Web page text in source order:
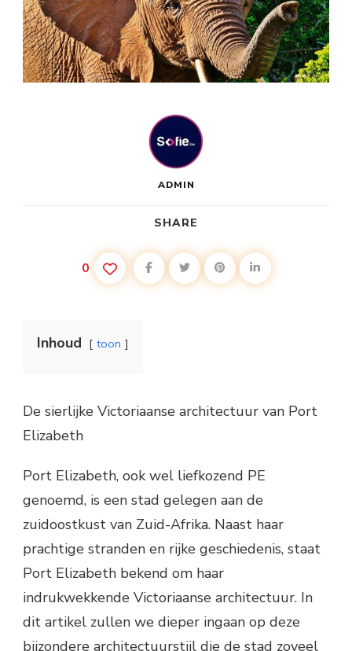
ADMIN
SHARE
0
Inhoud toon
De sierlijke Victoriaanse architectuur van Port
Elizabeth
Port Elizabeth, ook wel liefkozend PE
genoemd, is een stad gelegen aan de
zuidoostkust van Zuid-Afrika. Naast haar
prachtige stranden en rijke geschiedenis, staat
Port Elizabeth bekend om haar
indrukwekkende Victoriaanse architectuur. In
dit artikel zullen we dieper ingaan op deze
bijzondere architectuurstijl die de stad zoveel